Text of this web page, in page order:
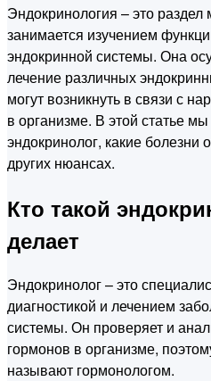
Эндокринология – это
занимается изучением
эндокринной системы. Она
лечение различных
могут возникнуть в связи с
в организме. В этой статье
эндокринолог, какие болезни
других нюансах.
Кто такой
делает
Эндокринолог – это
диагностикой и лечением
системы. Он проверяет и
гормонов в организме,
называют гормонологом.